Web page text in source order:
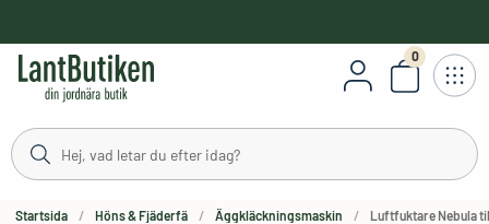
0
Antal
Startsida Höns & Fjäderfä Äggkläckningsmaskin Luftfuktare Nebula